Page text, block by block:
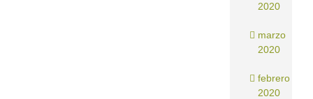
2020
marzo
2020
febrero
2020